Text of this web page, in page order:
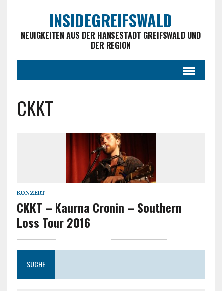
INSIDEGREIFSWALD
NEUIGKEITEN AUS DER HANSESTADT GREIFSWALD UND
DER REGION
CKKT
KONZERT
CKKT – Kaurna Cronin – Southern
Loss Tour 2016
SUCHE